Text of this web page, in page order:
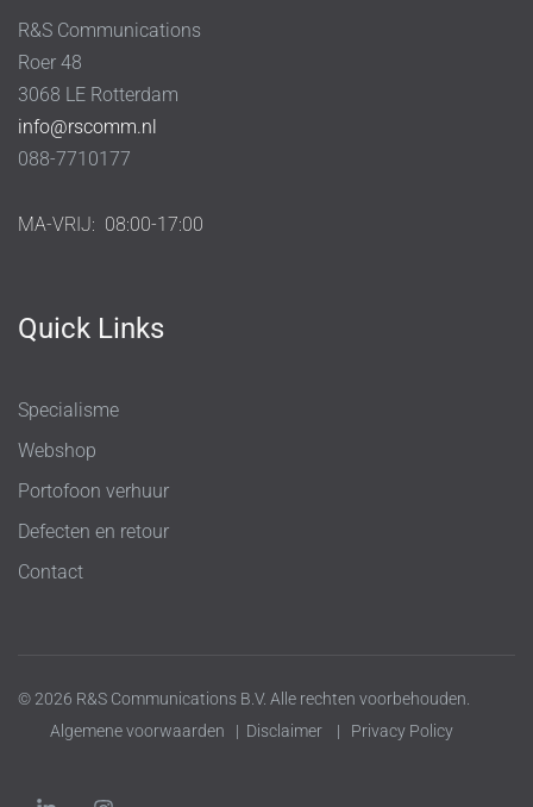
R&S Communications
Roer 48
3068 LE Rotterdam
info@rscomm.nl
088-7710177
MA-VRIJ: 08:00-17:00
Quick Links
Specialisme
Webshop
Portofoon verhuur
Defecten en retour
Contact
© 2026 R&S Communications B.V. Alle rechten voorbehouden.
Algemene voorwaarden | Disclaimer | Privacy Policy
I